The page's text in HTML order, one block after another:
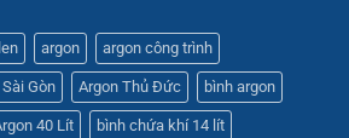
argon argon công trình
Gòn Argon Thủ Đức bình argon
40 Lít bình chứa khí 14 lít